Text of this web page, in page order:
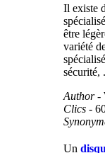
Il existe
être
variété
sécurité,
Author-
Clics -
Un